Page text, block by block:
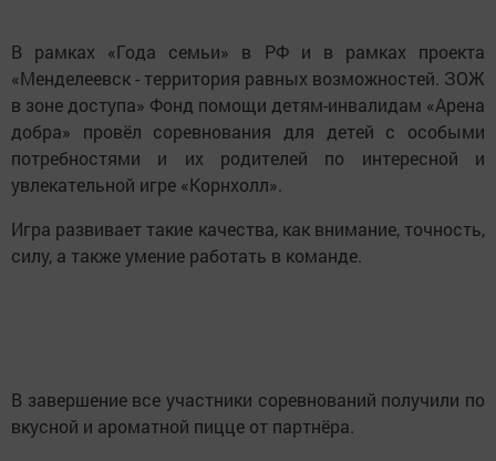
В рамках «Года семьи» в РФ и в рамках проекта
«Менделеевск - территория равных возможностей. ЗОЖ
в зоне доступа» Фонд помощи детям-инвалидам «Арена
добра» провёл соревнования для детей с особыми
потребностями и их родителей по интересной и
увлекательной игре «Корнхолл».
Игра развивает такие качества, как внимание, точность,
силу, а также умение работать в команде.
В завершение все участники соревнований получили по
вкусной и ароматной пицце от партнёра.